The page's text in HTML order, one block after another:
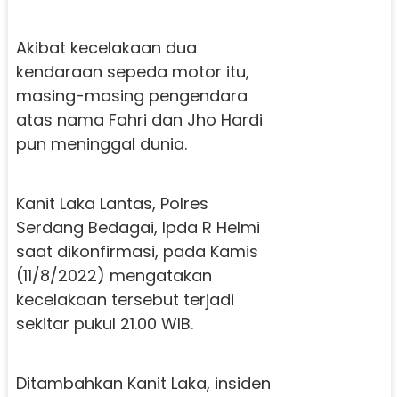
Akibat kecelakaan dua
kendaraan sepeda motor itu,
masing-masing pengendara
atas nama Fahri dan Jho Hardi
pun meninggal dunia.
Kanit Laka Lantas, Polres
Serdang Bedagai, Ipda R Helmi
saat dikonfirmasi, pada Kamis
(11/8/2022) mengatakan
kecelakaan tersebut terjadi
sekitar pukul 21.00 WIB.
Ditambahkan Kanit Laka, insiden